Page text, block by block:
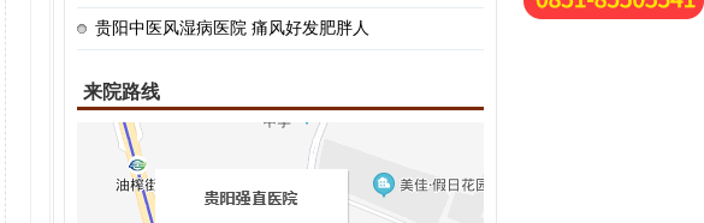
贵阳中医风湿病医院 痛风好发肥胖人
来院路线